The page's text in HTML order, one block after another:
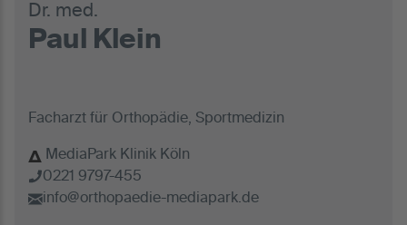
Dr. med.
Paul Klein
Facharzt für Orthopädie, Sportmedizin
MediaPark Klinik Köln
0221 9797-455
info@orthopaedie-mediapark.de